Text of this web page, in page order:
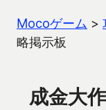
Mocoゲーム >
略掲示板
成金大